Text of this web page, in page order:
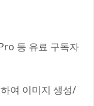
등 유료 구독자
여 이미지 생성/